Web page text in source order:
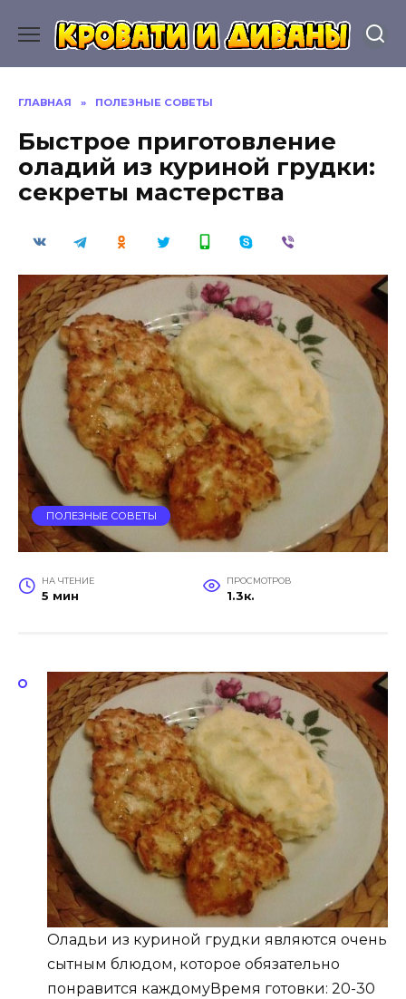
содержанию
ГЛАВНАЯ » ПОЛЕЗНЫЕ СОВЕТЫ
Быстрое приготовление
оладий из куриной грудки:
секреты мастерства
ПОЛЕЗНЫЕ СОВЕТЫ
НА ЧТЕНИЕ
5 мин
ПРОСМОТРОВ
1.3к.
Оладьи из куриной грудки являются очень
сытным блюдом, которое обязательно
понравится каждомуВремя готовки: 20-30